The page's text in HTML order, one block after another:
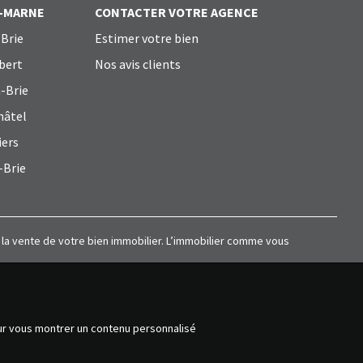
Brie
Brie
CONTACTER VOTRE AGENCE
Estimer votre bien
Nos avis clients
vente de votre bien immobilier. L’immobilier comme vous
vous montrer un contenu personnalisé